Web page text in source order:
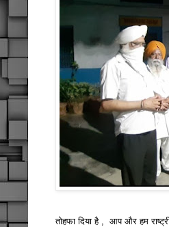
तोहफा दिया है , आप और हम